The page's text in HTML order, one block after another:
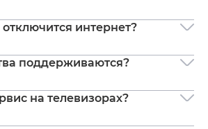
отключится интернет?
поддерживаются?
на телевизорах?